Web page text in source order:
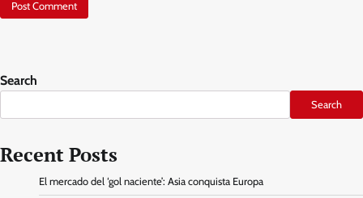
Search
Search
Recent Posts
El mercado del ‘gol naciente’: Asia conquista Europa